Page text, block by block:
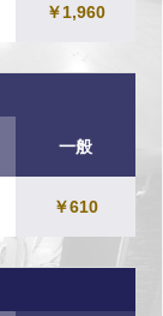
￥1,960
一般
￥610